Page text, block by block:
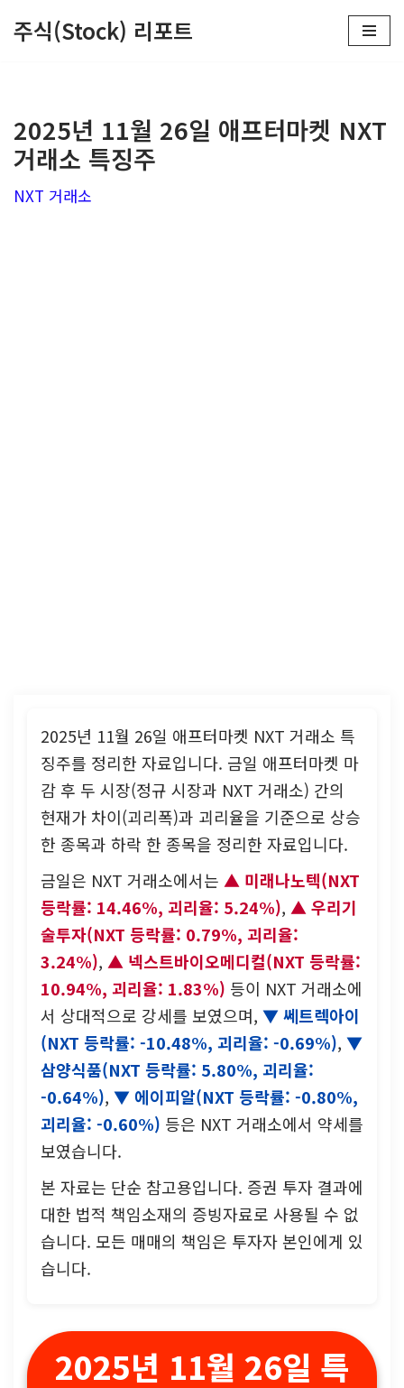
로
건
너
주식(Stock) 리포트
2025년 11월 26일 애프터마켓 NXT
거래소 특징주
NXT 거래소
2025년 11월 26일 애프터마켓 NXT 거래소 특
징주를 정리한 자료입니다. 금일 애프터마켓 마
감 후 두 시장(정규 시장과 NXT 거래소) 간의
현재가 차이(괴리폭)과 괴리율을 기준으로 상승
한 종목과 하락 한 종목을 정리한 자료입니다.
금일은 NXT 거래소에서는
미래나노텍(NXT
등락률: 14.46%, 괴리율: 5.24%),
우리기
술투자(NXT 등락률: 0.79%, 괴리율:
3.24%),
넥스트바이오메디컬(NXT 등락률:
10.94%, 괴리율: 1.83%) 등이 NXT 거래소에
서 상대적으로 강세를 보였으며,
쎄트렉아이
(NXT 등락률: -10.48%, 괴리율: -0.69%),
삼양식품(NXT 등락률: 5.80%, 괴리율:
-0.64%),
에이피알(NXT 등락률: -0.80%,
괴리율: -0.60%) 등은 NXT 거래소에서 약세를
보였습니다.
본 자료는 단순 참고용입니다. 증권 투자 결과에
대한 법적 책임소재의 증빙자료로 사용될 수 없
습니다. 모든 매매의 책임은 투자자 본인에게 있
습니다.
2025년 11월 26일 특